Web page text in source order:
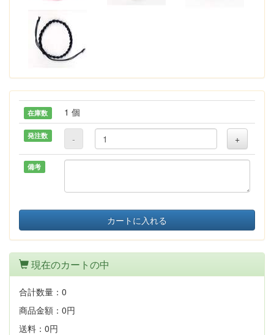
在庫数 1 個
発注数 - +
備考
カートに入れる
現在のカートの中
合計数量： 0
商品金額： 0円
送料： 0円